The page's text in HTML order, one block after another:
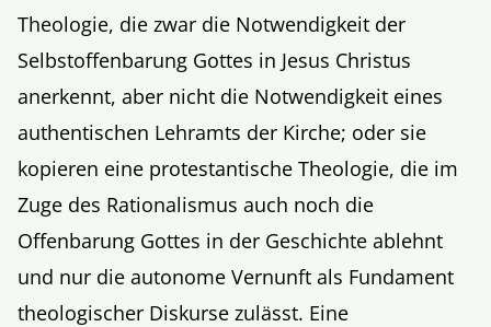
Theologie, die zwar die Notwendigkeit der
Selbstoffenbarung Gottes in Jesus Christus
anerkennt, aber nicht die Notwendigkeit eines
authentischen Lehramts der Kirche; oder sie
kopieren eine protestantische Theologie, die im
Zuge des Rationalismus auch noch die
Offenbarung Gottes in der Geschichte ablehnt
und nur die autonome Vernunft als Fundament
theologischer Diskurse zulässt. Eine